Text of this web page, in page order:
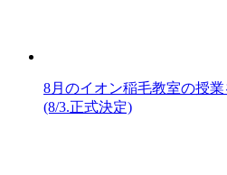
8月のイオン稲毛教室の授
(8/3.正式決定)